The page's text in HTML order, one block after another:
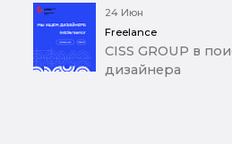
24 Июн
Freelance
CISS GROUP в
дизайнера